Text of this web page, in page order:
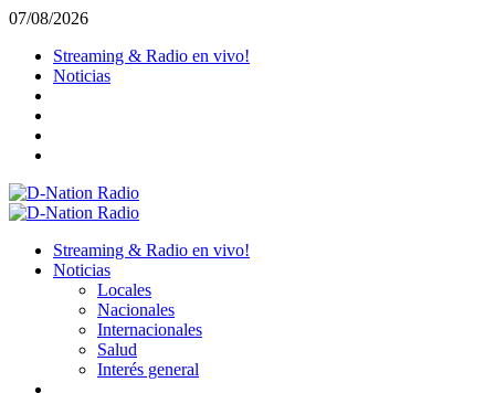
Saltar
contenido
07/08/2026
Streaming & Radio en vivo!
Noticias
Menú
Streaming & Radio en vivo!
Noticias
Locales
Nacionales
Internacionales
Salud
Interés general